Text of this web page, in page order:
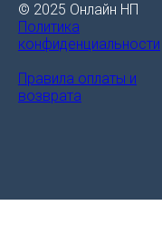
© 2025 Онлайн НП
Политика
конфиденциальности
Правила оплаты и
возврата